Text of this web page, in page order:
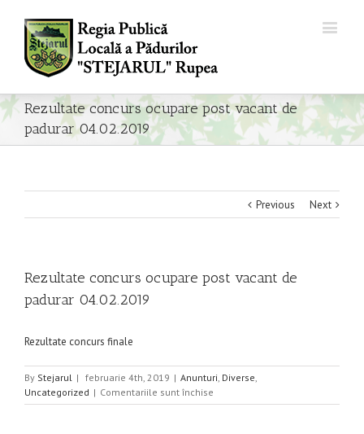
Rezultate concurs ocupare post vacant de
padurar 04.02.2019
Previous Next
Rezultate concurs ocupare post vacant de
padurar 04.02.2019
Rezultate concurs finale
By Stejarul | februarie 4th, 2019 | Anunturi, Diverse,
Uncategorized | Comentariile sunt închise
Rezultate